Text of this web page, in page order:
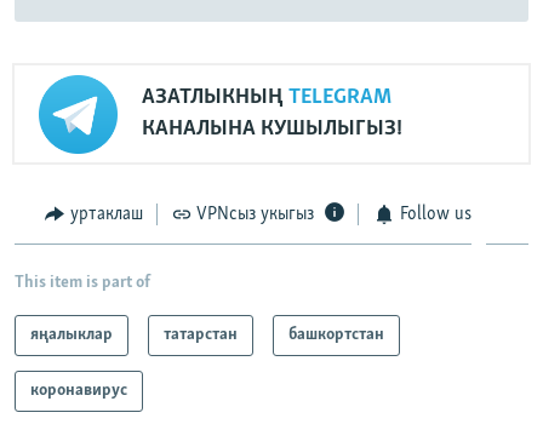
АЗАТЛЫКНЫҢ TELEGRAM
КАНАЛЫНА КУШЫЛЫГЫЗ!
уртаклаш VPNсыз укыгыз Follow us
This item is part of
яңалыклар татарстан башкортстан
коронавирус